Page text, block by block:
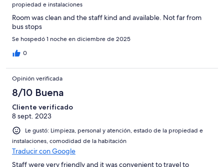
propiedad e instalaciones
Room was clean and the staff kind and available. Not far from
bus stops
Se hospedó 1 noche en diciembre de 2025
0
Opinión verificada
8/10 Buena
Cliente verificado
8 sept. 2023
Le gustó: Limpieza, personal y atención, estado de la propiedad e
instalaciones, comodidad de la habitación
Traducir con Google
Staff were very friendly and it was convenient to travel to